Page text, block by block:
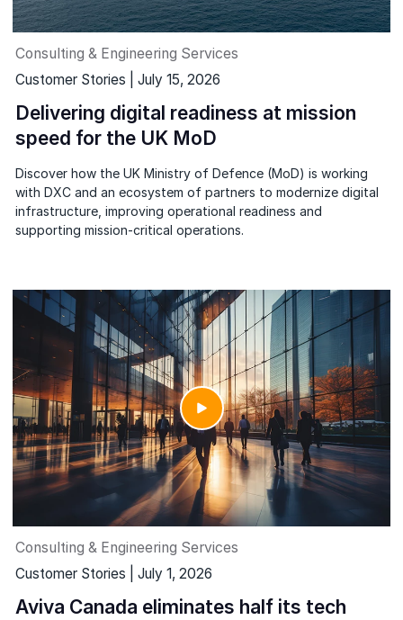
Consulting & Engineering Services
Customer Stories | July 15, 2026
Delivering digital readiness at mission
speed for the UK MoD
Discover how the UK Ministry of Defence (MoD) is working
with DXC and an ecosystem of partners to modernize digital
infrastructure, improving operational readiness and
supporting mission-critical operations.
Consulting & Engineering Services
Customer Stories | July 1, 2026
Aviva Canada eliminates half its tech